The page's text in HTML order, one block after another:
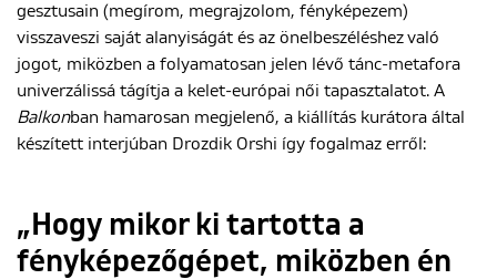
gesztusain (megírom, megrajzolom, fényképezem)
visszaveszi saját alanyiságát és az önelbeszéléshez való
jogot, miközben a folyamatosan jelen lévő tánc-metafora
univerzálissá tágítja a kelet-európai női tapasztalatot. A
Balkonban hamarosan megjelenő, a kiállítás kurátora által
készített interjúban Drozdik Orshi így fogalmaz erről:
„Hogy mikor ki tartotta a
fényképezőgépet, miközben én